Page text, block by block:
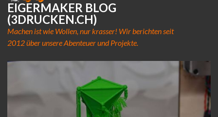
EIGERMAKER BLOG
(3DRUCKEN.CH)
Machen ist wie Wollen, nur krasser! Wir berichten seit
2012 über unsere Abenteuer und Projekte.